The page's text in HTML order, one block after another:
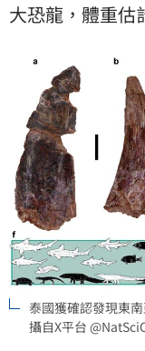
大恐龍，體重估
泰國獲確認發現東
攝自X平台